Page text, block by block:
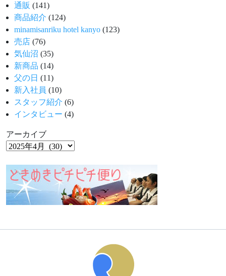
通販 (141)
商品紹介 (124)
minamisanriku hotel kanyo (123)
売店 (76)
気仙沼 (35)
新商品 (14)
父の日 (11)
新入社員 (10)
スタッフ紹介 (6)
インタビュー (4)
アーカイブ